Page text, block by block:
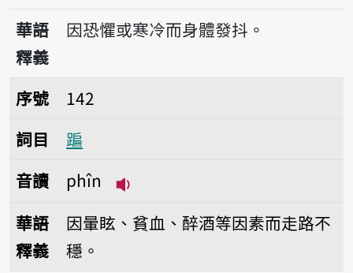
播放音讀phi̍h-
華語
釋義
因恐懼或寒冷而身體發抖。
序號142蹁
序號
142
詞目
蹁
音讀
phîn
華語
釋義
因暈眩、貧血、醉酒等因素而走路不
穩。